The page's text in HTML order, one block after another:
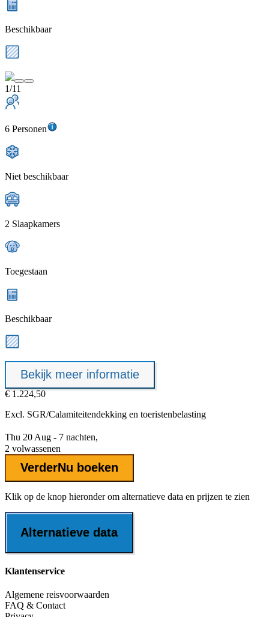
Beschikbaar
1/11
6 Personen
Niet beschikbaar
2 Slaapkamers
Toegestaan
Beschikbaar
Bekijk meer informatie
€ 1.224,50
Excl. SGR/Calamiteitendekking en toeristenbelasting
Thu 20 Aug - 7 nachten,
2 volwassenen
VerderNu boeken
Klik op de knop hieronder om alternatieve data en prijzen te zien
Alternatieve data
Klantenservice
Algemene reisvoorwaarden
FAQ & Contact